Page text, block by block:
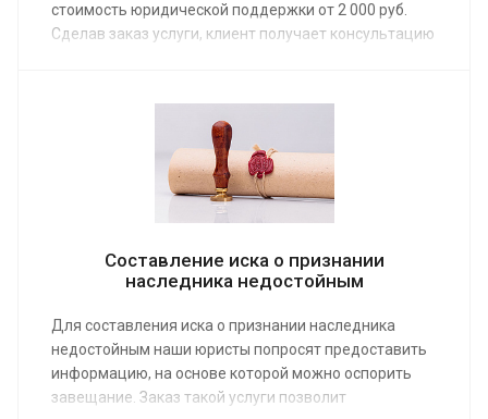
стоимость юридической поддержки от 2 000 руб.
Сделав заказ услуги, клиент получает консультацию
других документов для судебных заседаний.
Благодаря работе дружной команды
профессионалов иск будет принят с первого раза.
Составление иска о признании
наследника недостойным
Для составления иска о признании наследника
недостойным наши юристы попросят предоставить
информацию, на основе которой можно оспорить
завещание. Заказ такой услуги позволит